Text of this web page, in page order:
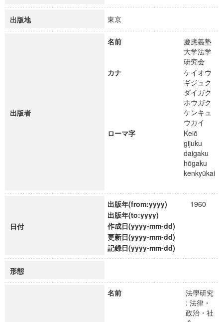
出版地 東京
出版者
名前
慶應義塾
大学法学
研究会
カナ
ケイオウ
ギジュク
ダイガク
ホウガク
ケンキュ
ウカイ
ローマ字
Keiō
gijuku
daigaku
hōgaku
kenkyūkai
日付
出版年(from:yyyy)
1960
出版年(to:yyyy)
作成日(yyyy-mm-dd)
更新日(yyyy-mm-dd)
記録日(yyyy-mm-dd)
形態
名前
法學研究
: 法律・
政治・社